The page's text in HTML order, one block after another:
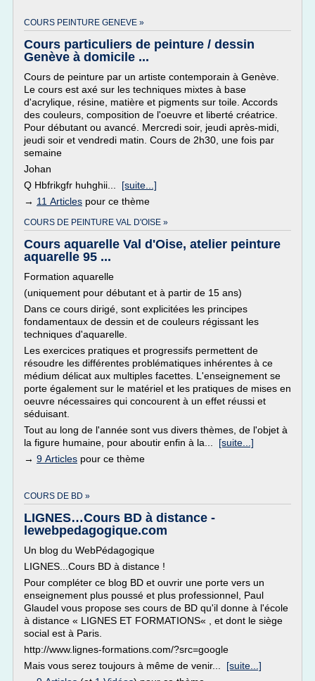
COURS PEINTURE GENEVE »
Cours particuliers de peinture / dessin
Genève à domicile ...
Cours de peinture par un artiste contemporain à Genève.
Le cours est axé sur les techniques mixtes à base
d'acrylique, résine, matière et pigments sur toile. Accords
des couleurs, composition de l'oeuvre et liberté créatrice.
Pour débutant ou avancé. Mercredi soir, jeudi après-midi,
jeudi soir et vendredi matin. Cours de 2h30, une fois par
semaine
Johan
Q Hbfrikgfr huhghii... [suite...]
→ 11 Articles pour ce thème
COURS DE PEINTURE VAL D'OISE »
Cours aquarelle Val d'Oise, atelier peinture
aquarelle 95 ...
Formation aquarelle
(uniquement pour débutant et à partir de 15 ans)
Dans ce cours dirigé, sont explicitées les principes
fondamentaux de dessin et de couleurs régissant les
techniques d'aquarelle.
Les exercices pratiques et progressifs permettent de
résoudre les différentes problématiques inhérentes à ce
médium délicat aux multiples facettes. L'enseignement se
porte également sur le matériel et les pratiques de mises en
oeuvre nécessaires qui concourent à un effet réussi et
séduisant.
Tout au long de l'année sont vus divers thèmes, de l'objet à
la figure humaine, pour aboutir enfin à la... [suite...]
→ 9 Articles pour ce thème
COURS DE BD »
LIGNES…Cours BD à distance -
lewebpedagogique.com
Un blog du WebPédagogique
LIGNES...Cours BD à distance !
Pour compléter ce blog BD et ouvrir une porte vers un
enseignement plus poussé et plus professionnel, Paul
Glaudel vous propose ses cours de BD qu'il donne à l'école
à distance « LIGNES ET FORMATIONS« , et dont le siège
social est à Paris.
http://www.lignes-formations.com/?src=google
Mais vous serez toujours à même de venir... [suite...]